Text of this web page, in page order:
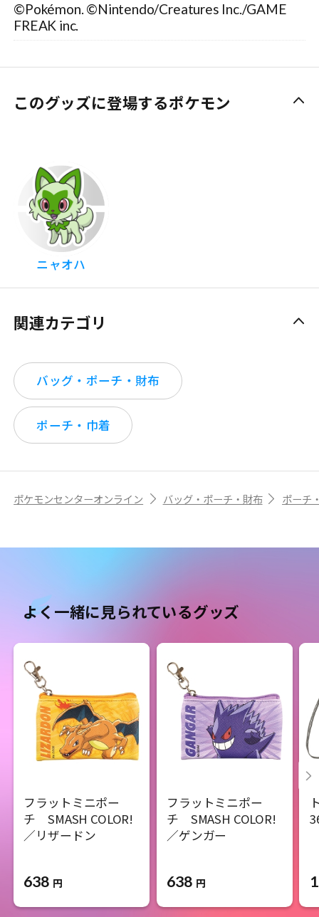
©Pokémon. ©Nintendo/Creatures Inc./GAME
FREAK inc.
このグッズに登場するポケモン
ニャオハ
関連カテゴリ
バッグ・ポーチ・財布
ポーチ・巾着
ポケモンセンターオンライン バッグ・ポーチ・財布 ポーチ
よく一緒に見られているグッズ
フラットミニポー
チ SMASH COLOR!
／リザードン
638 円
フラットミニポー
チ SMASH COLOR!
／ゲンガー
638 円